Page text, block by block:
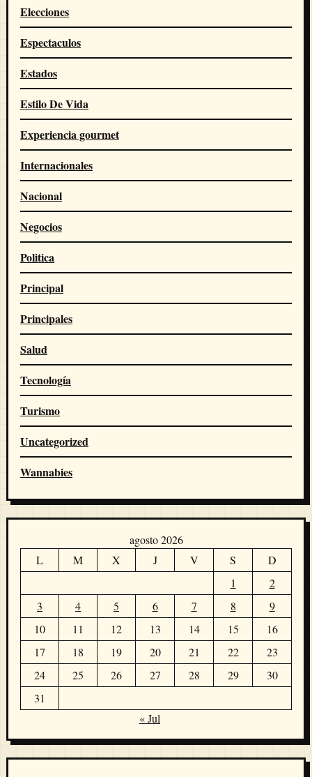
Elecciones
Espectaculos
Estados
Estilo De Vida
Experiencia gourmet
Internacionales
Nacional
Negocios
Politica
Principal
Principales
Salud
Tecnología
Turismo
Uncategorized
Wannabies
agosto 2026
L
M X J V S
D
1
2
3
4 5 6 7 8
9
10
11 12 13 14 15
16
17
18 19 20 21 22
23
24
25 26 27 28 29
30
31
« Jul